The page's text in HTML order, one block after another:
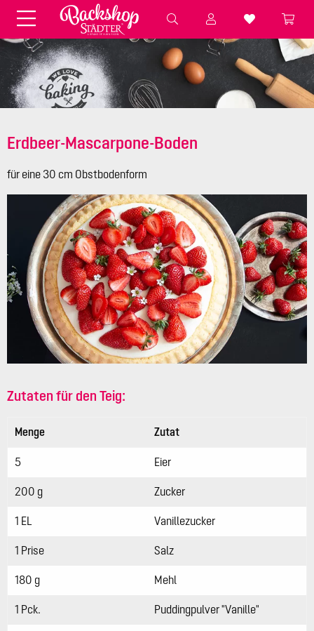
Backformen aus Papier &
Alu
Fondant & Zubehör Speisefarben
Kerzen
Pralinenkapseln Geschenktüten
Vorspeisen & Desserts
Pasteten- &
Terrinenformen
Backzutaten Küchenhelfer
Nudel- &
Spätzleherstellung
STÄDTER fresh&cool
Erdbeer-Mascarpone-Boden
für eine 30 cm Obstbodenform
Zutaten für den Teig:
Menge Zutat
5 Eier
200 g Zucker
1 EL Vanillezucker
1 Prise Salz
180 g Mehl
1 Pck. Puddingpulver "Vanille"